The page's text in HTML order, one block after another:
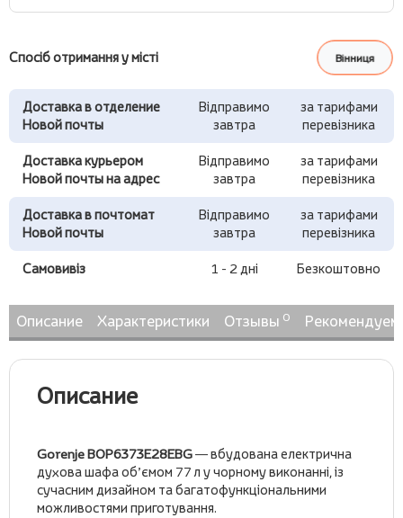
Спосіб отримання у місті Вінниця
Доставка в отделение
Новой почты
Відправимо
завтра
за тарифами
перевізника
Доставка курьером
Новой почты на адрес
Відправимо
завтра
за тарифами
перевізника
Доставка в почтомат
Новой почты
Відправимо
завтра
за тарифами
перевізника
Самовивіз 1 - 2 дні Безкоштовно
Описание Характеристики Отзывы 0
Описание
Gorenje BOP6373E28EBG— вбудована електрична
духова шафа об’ємом 77 л у чорному виконанні, із
сучасним дизайном та багатофункціональними
можливостями приготування.